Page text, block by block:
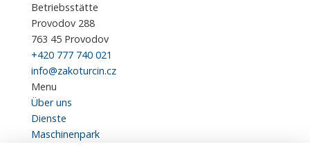
Betriebsstätte
Provodov 288
763 45 Provodov
+420 777 740 021
info@zakoturcin.cz
Menu
Über uns
Dienste
Maschinenpark